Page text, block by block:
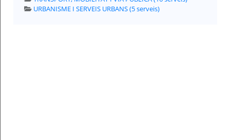
URBANISME I SERVEIS URBANS (5 serveis)